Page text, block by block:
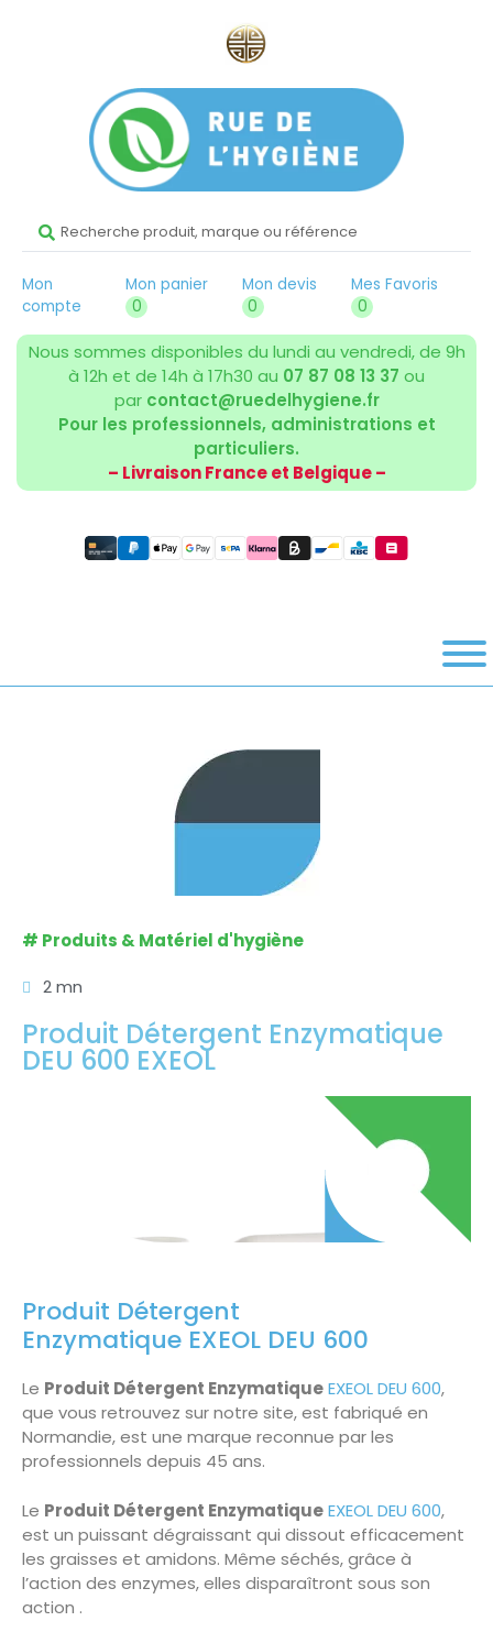
Mon
compte
Mon panier
0
Mon devis
0
Mes Favoris
0
Nous sommes disponibles du lundi au vendredi, de 9h
à 12h et de 14h à 17h30 au 07 87 08 13 37 ou
par contact@ruedelhygiene.fr
Pour les professionnels, administrations et
particuliers.
– Livraison France et Belgique –
# Produits & Matériel d'hygiène
2 mn
Produit Détergent Enzymatique
DEU 600 EXEOL
Produit Détergent
Enzymatique EXEOL DEU 600
Le Produit Détergent EnzymatiqueEXEOL DEU 600,
que vous retrouvez sur notre site, est fabriqué en
Normandie, est une marque reconnue par les
professionnels depuis 45 ans.
Le Produit Détergent EnzymatiqueEXEOL DEU 600,
est un puissant dégraissant qui dissout efficacement
les graisses et amidons. Même séchés, grâce à
l’action des enzymes, elles disparaîtront sous son
action .